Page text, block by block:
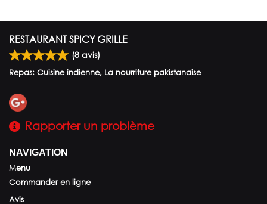
RESTAURANT SPICY GRILLE
(8 avis)
Repas: Cuisine indienne, La nourriture pakistanaise
Rapporter un problème
NAVIGATION
Menu
Commander en ligne
Avis